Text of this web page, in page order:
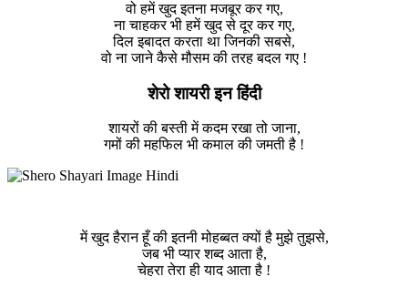
वो हमें खुद इतना मजबूर कर गए,
ना चाहकर भी हमें खुद से दूर कर गए,
दिल इबादत करता था जिनकी सबसे,
वो ना जाने कैसे मौसम की तरह बदल गए !
शेरो शायरी इन हिंदी
शायरों की बस्ती में कदम रखा तो जाना,
गमों की महफिल भी कमाल की जमती है !
में खुद हैरान हूँ की इतनी मोहब्बत क्यों है मुझे तुझसे,
जब भी प्यार शब्द आता है,
चेहरा तेरा ही याद आता है !